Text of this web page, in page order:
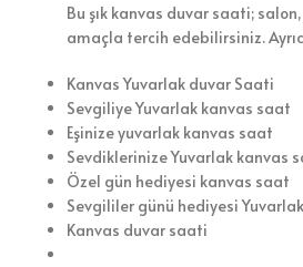
Bu şık kanvas duvar saati;
amaçla tercih edebilirsiniz.
Kanvas Yuvarlak duvar Saati
Sevgiliye Yuvarlak kanvas saat
Eşinize yuvarlak kanvas saat
Sevdiklerinize Yuvarlak kanvas
Özel gün hediyesi kanvas saat
Sevgililer günü hediyesi
Kanvas duvar saati